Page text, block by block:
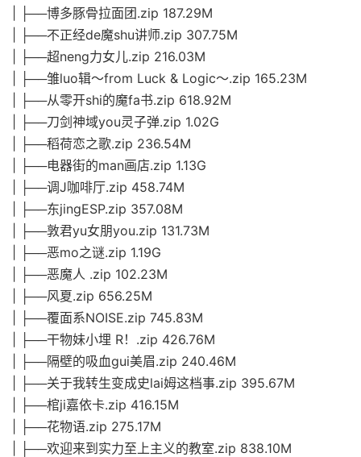
| ├──博多豚骨拉面团.zip 187.29M
| ├──不正经de魔shu讲师.zip 307.75M
| ├──超neng力女儿.zip 216.03M
| ├──雏luo辑～from Luck & Logic～.zip 165.23M
| ├──从零开shi的魔fa书.zip 618.92M
| ├──刀剑神域you灵子弹.zip 1.02G
| ├──稻荷恋之歌.zip 236.54M
| ├──电器街的man画店.zip 1.13G
| ├──调J咖啡厅.zip 458.74M
| ├──东jingESP.zip 357.08M
| ├──敦君yu女朋you.zip 131.73M
| ├──恶mo之谜.zip 1.19G
| ├──恶魔人 .zip 102.23M
| ├──风夏.zip 656.25M
| ├──覆面系NOISE.zip 745.83M
| ├──干物妹小埋 R！.zip 426.76M
| ├──隔壁的吸血gui美眉.zip 240.46M
| ├──关于我转生变成史lai姆这档事.zip 395.67M
| ├──棺ji嘉依卡.zip 416.15M
| ├──花物语.zip 275.17M
| ├──欢迎来到实力至上主义的教室.zip 838.10M